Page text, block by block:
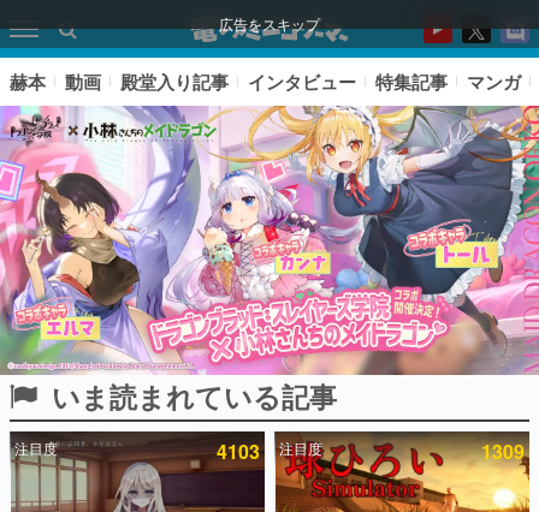
広告をスキップ
ピックアップ
電ファミのいま読まれている記事ランキング
赫本 動画 殿堂入り記事 インタビュー 特集記事 マンガ
いま読まれている記事
注目度 4103 注目度 1309